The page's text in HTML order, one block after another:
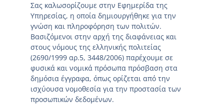
Σας καλωσορίζουμε στην Εφημερίδα της
Υπηρεσίας, η οποία δημιουργήθηκε για την
γνώση και πληροφόρηση των πολιτών.
Βασιζόμενοι στην αρχή της διαφάνειας και
στους νόμους της ελληνικής πολιτείας
(2690/1999 αρ.5, 3448/2006) παρέχουμε σε
φυσικά και νομικά πρόσωπα πρόσβαση στα
δημόσια έγγραφα, όπως ορίζεται από την
ισχύουσα νομοθεσία για την προστασία των
προσωπικών δεδομένων.